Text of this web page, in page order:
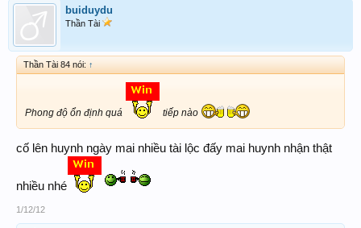
buiduydu
Thần Tài
Thần Tài 84 nói: ↑
Phong độ ổn định quá tiếp nào
cố lên huynh ngày mai nhiều tài lộc đấy mai huynh nhận thật
nhiều nhé
1/12/12